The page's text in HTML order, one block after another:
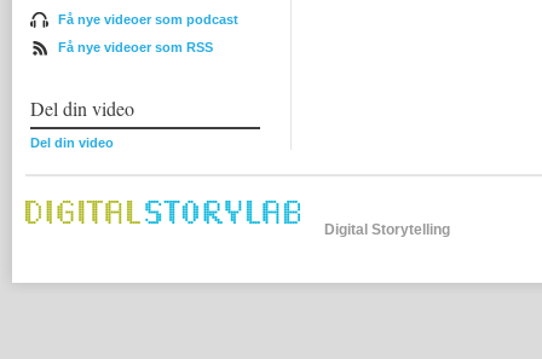
Få nye videoer som podcast
Få nye videoer som RSS
Del din video
Del din video
Digital Storytelling